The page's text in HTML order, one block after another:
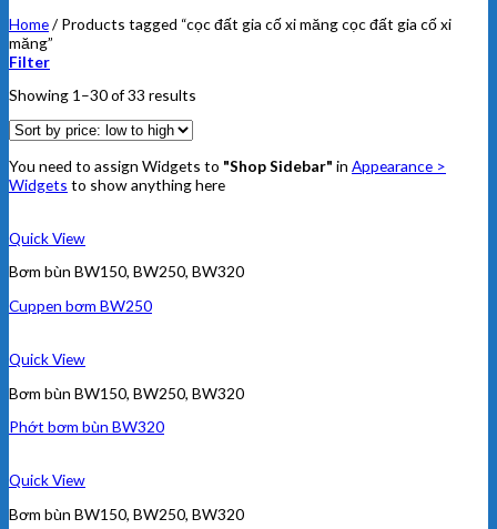
Home/ Products tagged “cọc đất gia cố xi măng cọc đất gia cố xi
măng”
Filter
Showing 1–30 of 33 results
You need to assign Widgets to "Shop Sidebar" in Appearance >
Widgets to show anything here
Quick View
Bơm bùn BW150, BW250, BW320
Cuppen bơm BW250
Quick View
Bơm bùn BW150, BW250, BW320
Phớt bơm bùn BW320
Quick View
Bơm bùn BW150, BW250, BW320